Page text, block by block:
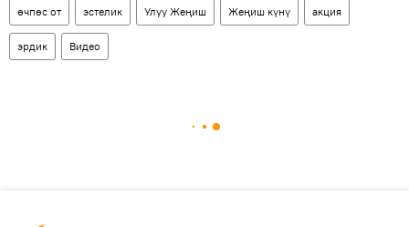
өчпөс от эстелик Улуу Жеңиш Жеңиш күнү акция
эрдик Видео